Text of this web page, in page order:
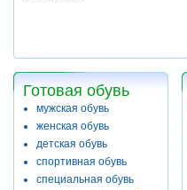
Готовая обувь
мужская обувь
женская обувь
детская обувь
спортивная обувь
специальная обувь